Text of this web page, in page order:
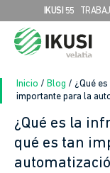
IKUSI 55
Search
for:
Inicio / Blog / ¿Qué
importante para la
¿Qué es la
qué es tan